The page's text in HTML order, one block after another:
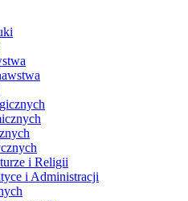
i Religii
i Administracji